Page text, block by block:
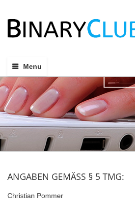
Menu
ANGABEN GEMÄSS § 5 TMG:
Christian Pommer